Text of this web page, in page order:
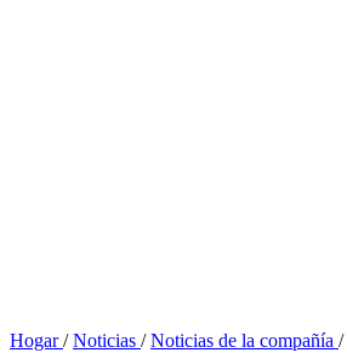
Hogar /Noticias /Noticias de la compañía /